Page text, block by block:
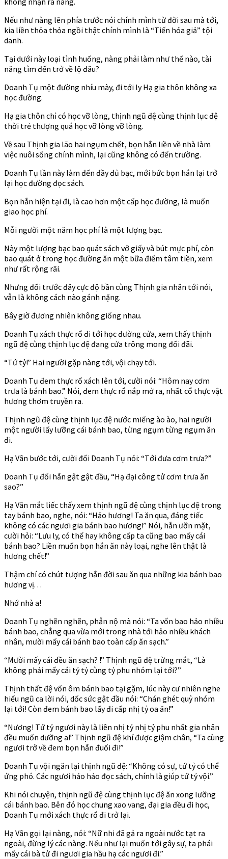
Nếu như nàng lên phía trước nói chính mình từ đời sau mà tới,
kia liền thỏa thỏa ngồi thật chính mình là “Tiến hóa giả” tội
danh.
Tại dưới này loại tình huống, nàng phải làm như thế nào, tài
năng tìm đến trở về lộ đâu?
Doanh Tụ một đường nhíu mày, đi tới ly Hạ gia thôn không xa
học đường.
Hạ gia thôn chỉ có học vỡ lòng, thịnh ngũ đệ cùng thịnh lục đệ
thời trẻ thượng quá học vỡ lòng vỡ lòng.
Về sau Thịnh gia lão hai ngụm chết, bọn hắn liền về nhà làm
việc nuôi sống chính mình, lại cũng không có đến trường.
Doanh Tụ lần này làm đến đầy đủ bạc, mới bức bọn hắn lại trở
lại học đường đọc sách.
Bọn hắn hiện tại đi, là cao hơn một cấp học đường, là muốn
giao học phí.
Mỗi người một năm học phí là một lượng bạc.
Này một lượng bạc bao quát sách vở giấy và bút mực phí, còn
bao quát ở trong học đường ăn một bữa điểm tâm tiền, xem
như rất rộng rãi.
Nhưng đối trước đây cực độ bần cùng Thịnh gia nhân tới nói,
vẫn là không cách nào gánh nặng.
Bây giờ đương nhiên không giống nhau.
Doanh Tụ xách thực rổ đi tới học đường cửa, xem thấy thịnh
ngũ đệ cùng thịnh lục đệ đang cửa trông mong đối đãi.
“Tứ tỷ!” Hai người gặp nàng tới, vội chạy tới.
Doanh Tụ đem thực rổ xách lên tới, cười nói: “Hôm nay cơm
trưa là bánh bao.” Nói, đem thực rổ nắp mở ra, nhất cổ thực vật
hương thơm truyền ra.
Thịnh ngũ đệ cùng thịnh lục đệ nước miếng ào ào, hai người
một người lấy lưỡng cái bánh bao, từng ngụm từng ngụm ăn
đi.
Hạ Vân bước tới, cười đối Doanh Tụ nói: “Tới đưa cơm trưa?”
Doanh Tụ đối hắn gật gật đầu, “Hạ đại công tử cơm trưa ăn
sao?”
Hạ Vân mắt liếc thấy xem thịnh ngũ đệ cùng thịnh lục đệ trong
tay bánh bao, nghe, nói: “Hảo hương! Ta ăn qua, đáng tiếc
không có các ngươi gia bánh bao hương!” Nói, hắn ưỡn mặt,
cười hỏi: “Lưu ly, có thể hay không cấp ta cũng bao mấy cái
bánh bao? Liền muốn bọn hắn ăn này loại, nghe lên thật là
hương chết!”
Thậm chí có chút tượng hắn đời sau ăn qua những kia bánh bao
hương vị. . .
Nhớ nhà a!
Doanh Tụ nghẽn nghẽn, phẫn nộ mà nói: “Ta vốn bao hảo nhiều
bánh bao, chẳng qua vừa mới trong nhà tới hảo nhiều khách
nhân, mười mấy cái bánh bao toàn cấp ăn sạch.”
“Mười mấy cái đều ăn sạch? !” Thịnh ngũ đệ trừng mắt, “Là
không phải mấy cái tỷ tỷ cùng tỷ phu nhóm lại tới?”
Thịnh thất đệ vốn ôm bánh bao tại gặm, lúc này cư nhiên nghe
hiểu ngũ ca lời nói, dốc sức gật đầu nói: “Chán ghét quỷ nhóm
lại tới! Còn đem bánh bao lấy đi cấp nhị tỷ oa ăn!”
“Nương! Tứ tỷ ngươi này là liên nhị tỷ nhị tỷ phu nhất gia nhân
đều muốn dưỡng a!” Thịnh ngũ đệ khí được giậm chân, “Ta cùng
ngươi trở về đem bọn hắn đuổi đi!”
Doanh Tụ vội ngăn lại thịnh ngũ đệ: “Không có sự, tứ tỷ có thể
ứng phó. Các ngươi hảo hảo đọc sách, chính là giúp tứ tỷ vội.”
Khi nói chuyện, thịnh ngũ đệ cùng thịnh lục đệ ăn xong lưỡng
cái bánh bao. Bên đó học chung xao vang, đại gia đều đi học,
Doanh Tụ mới xách thực rổ đi trở lại.
Hạ Vân gọi lại nàng, nói: “Nữ nhi đã gả ra ngoài nước tạt ra
ngoài, đừng lý các nàng. Nếu như lại muốn tới gây sự, ta phái
mấy cái bà tử đi ngươi gia hầu hạ các ngươi đi.”